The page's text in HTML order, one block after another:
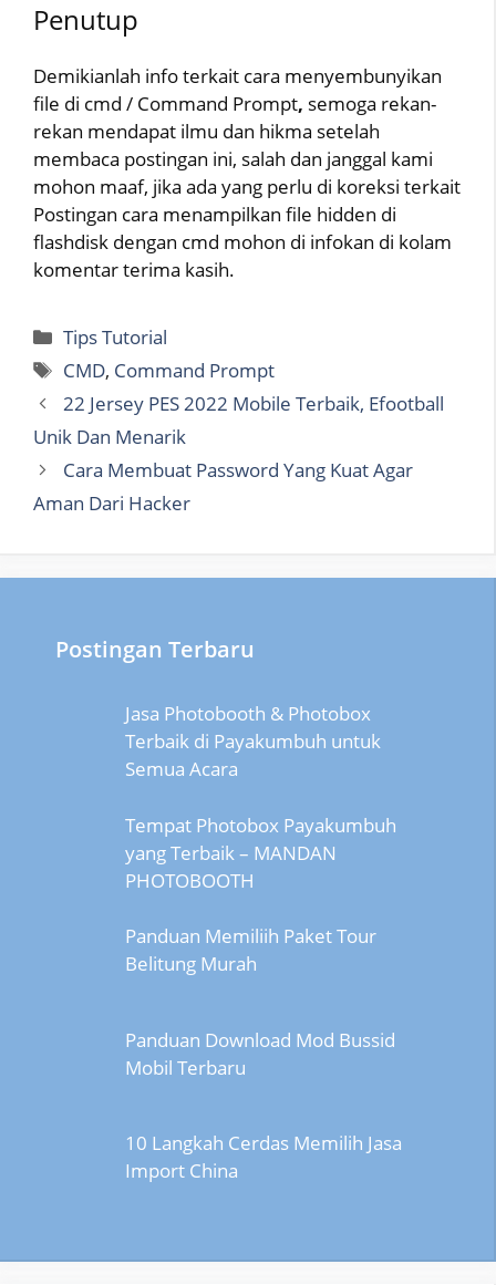
Penutup
Demikianlah info terkait cara menyembunyikan
file di cmd / Command Prompt, semoga rekan-
rekan mendapat ilmu dan hikma setelah
membaca postingan ini, salah dan janggal kami
mohon maaf, jika ada yang perlu di koreksi terkait
Postingan cara menampilkan file hidden di
flashdisk dengan cmd mohon di infokan di kolam
komentar terima kasih.
Categories
Tips Tutorial
Tags
CMD, Command Prompt
22 Jersey PES 2022 Mobile Terbaik, Efootball
Unik Dan Menarik
Cara Membuat Password Yang Kuat Agar
Aman Dari Hacker
Postingan Terbaru
Jasa Photobooth & Photobox
Terbaik di Payakumbuh untuk
Semua Acara
Tempat Photobox Payakumbuh
yang Terbaik – MANDAN
PHOTOBOOTH
Panduan Memiliih Paket Tour
Belitung Murah
Panduan Download Mod Bussid
Mobil Terbaru
10 Langkah Cerdas Memilih Jasa
Import China